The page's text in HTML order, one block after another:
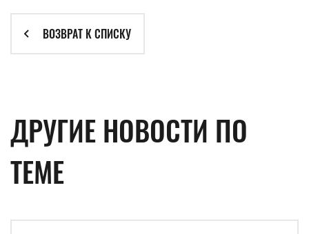
ВОЗВРАТ К СПИСКУ
ДРУГИЕ НОВОСТИ ПО
ТЕМЕ